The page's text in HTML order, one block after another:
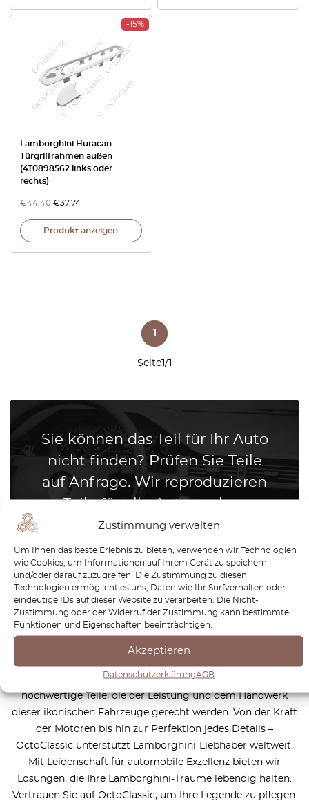
Zustimmung verwalten
Um Ihnen das beste Erlebnis zu bieten, verwenden wir Technologien
wie Cookies, um Informationen auf Ihrem Gerät zu speichern
und/oder darauf zuzugreifen. Die Zustimmung zu diesen
Technologien ermöglicht es uns, Daten wie Ihr Surfverhalten oder
eindeutige IDs auf dieser Website zu verarbeiten. Die Nicht-
Zustimmung oder der Widerruf der Zustimmung kann bestimmte
Funktionen und Eigenschaften beeinträchtigen.
Akzeptieren
DatenschutzerklärungAGB
-15%
Lamborghini Huracan
Türgriffrahmen außen
(4T0898562 links oder
rechts)
€44,40 €37,74
Produkt anzeigen
Seite1/1
1
Sie können das Teil für Ihr Auto
nicht finden? Prüfen Sie Teile
auf Anfrage. Wir reproduzieren
Teile für alle Automarken
Wir reproduzieren Teile für alle
Automarken
Wie funktioniert das?
Marken wie Lamborghini zu bewahren. Wir bieten
hochwertige Teile, die der Leistung und dem Handwerk
dieser ikonischen Fahrzeuge gerecht werden. Von der Kraft
der Motoren bis hin zur Perfektion jedes Details –
OctoClassic unterstützt Lamborghini-Liebhaber weltweit.
Mit Leidenschaft für automobile Exzellenz bieten wir
Lösungen, die Ihre Lamborghini-Träume lebendig halten.
Vertrauen Sie auf OctoClassic, um Ihre Legende zu pflegen.